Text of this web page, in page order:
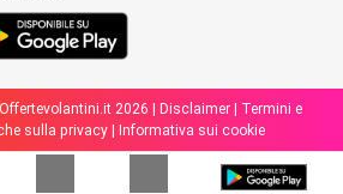
2026 | Disclaimer|
Termini e
sulla privacy Informativa sui cookie